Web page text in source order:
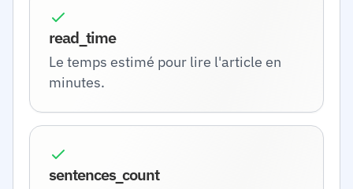
read_time
Le temps estimé pour lire l'article en
minutes.
sentences_count